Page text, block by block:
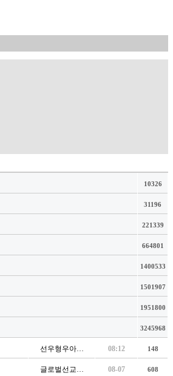
10326
31196
221339
664801
1400533
1501907
1951800
3245968
선우형우아… 08:12 148
글로벌선교… 08-07 608